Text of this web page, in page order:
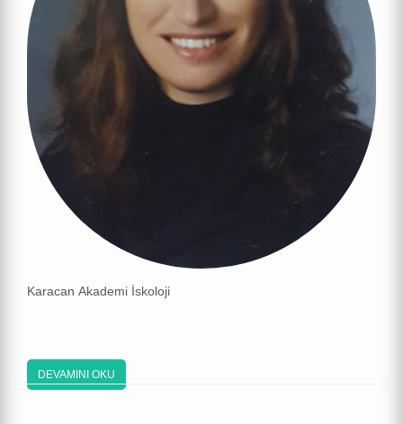
Karacan Akademi İskoloji
DEVAMINI OKU